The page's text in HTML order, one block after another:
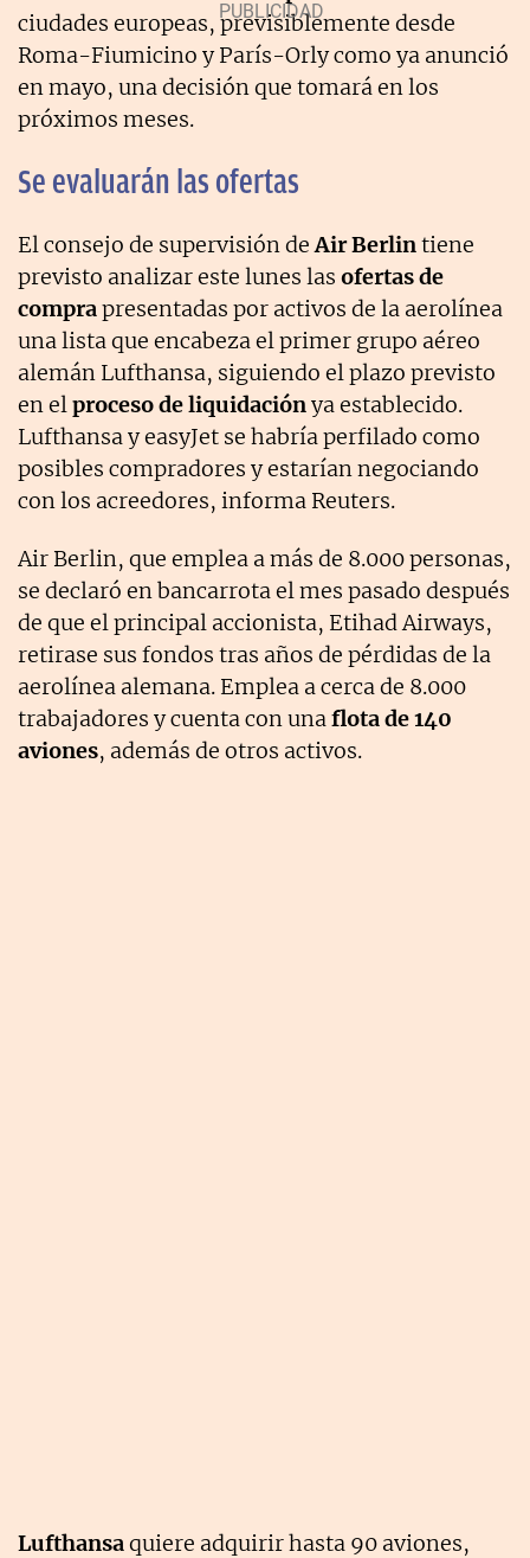
ciudades europeas, previsiblemente desde
Roma-Fiumicino y París-Orly como ya anunció
en mayo, una decisión que tomará en los
próximos meses.
Se evaluarán las ofertas
El consejo de supervisión deAir Berlintiene
previsto analizar este lunes las ofertas de
comprapresentadas por activos de la aerolínea
una lista que encabeza el primer grupo aéreo
alemán Lufthansa, siguiendo el plazo previsto
en elproceso de liquidaciónya establecido.
Lufthansa y easyJet se habría perfilado como
posibles compradores y estarían negociando
con los acreedores, informa Reuters.
Air Berlin, que emplea a más de 8.000 personas,
se declaró en bancarrota el mes pasado después
de que el principal accionista, Etihad Airways,
retirase sus fondos tras años de pérdidas de la
aerolínea alemana. Emplea a cerca de 8.000
trabajadores y cuenta con unaflota de 140
aviones, además de otros activos.
Lufthansaquiere adquirir hasta 90 aviones,